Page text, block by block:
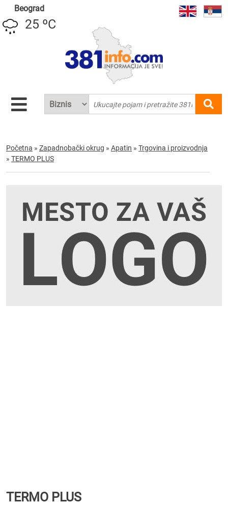
Beograd
25 ºC
Početna » Zapadnobački okrug » Apatin » Trgovina i proizvodnja
» TERMO PLUS
TERMO PLUS